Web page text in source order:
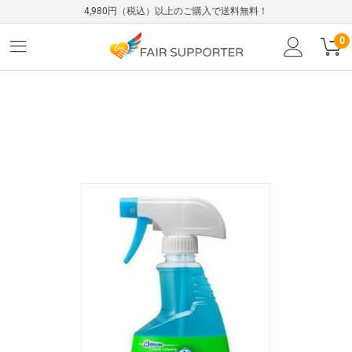
4,980円（税込）以上のご購入で送料無料！
0